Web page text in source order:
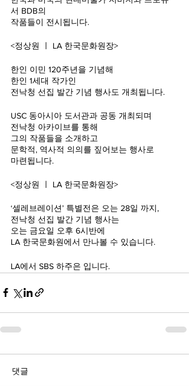
서 BDB의
작품들이 전시됩니다.
<정상원 ㅣ LA 한국문화원장>
한인 이민 120주년을 기념해
한인 1세대 작가인
전낙청 선집 발간 기념 행사도 개최됩니다.
USC 동아시아 도서관과 공동 개최되며
전낙청 아카이브를 통해
그의 작품들을 소개하고
문학적, 역사적 의의를 짚어보는 행사로
마련됩니다.
<정상원 ㅣ LA 한국문화원장>
‘셀레브레이션’ 특별전은 오는 28일 까지,
전낙청 선집 발간 기념 행사는
오는 금요일 오후 6시반에
LA 한국문화원에서 만나볼 수 있습니다.
LA에서 SBS 하주은 입니다.
댓글